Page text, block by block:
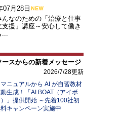
07月28日
んなのための「治療と仕事
支援」講座～安心して働き
...
ースからの新着メッセージ
2026/7/28更新
ニュアルから AI が自習教材
生成！「AI BOAT（アイボ
」提供開始 ～先着100社初
料キャンペーン実施中